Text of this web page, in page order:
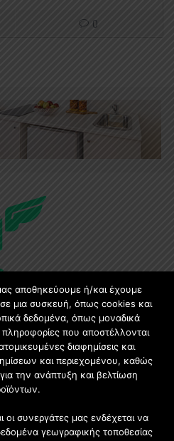
0
διαδικτυακής κοινότητας, ειδικά
και λάτρεις της κατασκευής και
αποθηκεύουμε ή/και έχουμε
μια συσκευή, όπως cookies και
δεδομένα, όπως μοναδικά
πληροφορίες που αποστέλλονται
διαφημίσεις και
και περιεχομένου, καθώς
την ανάπτυξη και βελτίωση
οι συνεργάτες μας ενδέχεται να
γεωγραφικής τοποθεσίας